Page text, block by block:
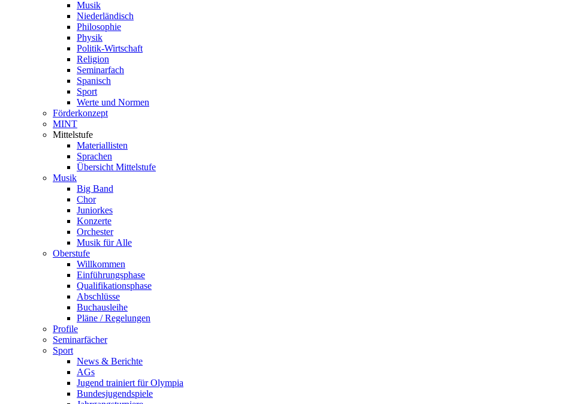
Musik
Niederländisch
Philosophie
Physik
Politik-Wirtschaft
Religion
Seminarfach
Spanisch
Sport
Werte und Normen
Förderkonzept
MINT
Mittelstufe
Materiallisten
Sprachen
Übersicht Mittelstufe
Musik
Big Band
Chor
Juniorkes
Konzerte
Orchester
Musik für Alle
Oberstufe
Willkommen
Einführungsphase
Qualifikationsphase
Abschlüsse
Buchausleihe
Pläne / Regelungen
Profile
Seminarfächer
Sport
News & Berichte
AGs
Jugend trainiert für Olympia
Bundesjugendspiele